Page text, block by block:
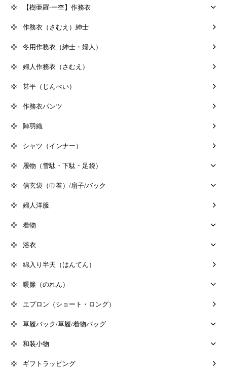
【樹亜羅-一杢】作務衣
作務衣（さむえ）紳士
冬用作務衣（紳士・婦人）
婦人作務衣（さむえ）
甚平（じんべい）
作務衣パンツ
陣羽織
シャツ（インナー）
履物（雪駄・下駄・足袋）
信玄袋（巾着）/扇子/バック
婦人洋服
着物
浴衣
綿入り半天（はんてん）
暖簾（のれん）
エプロン（ショート・ロング）
草履バック/草履/着物バッグ
和装小物
ギフトラッピング